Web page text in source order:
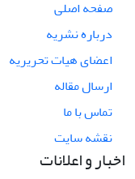
صفحه اصلی
درباره نشریه
اعضای هیات تحریریه
ارسال مقاله
تماس با ما
نقشه سایت
اخبار و اعلانات